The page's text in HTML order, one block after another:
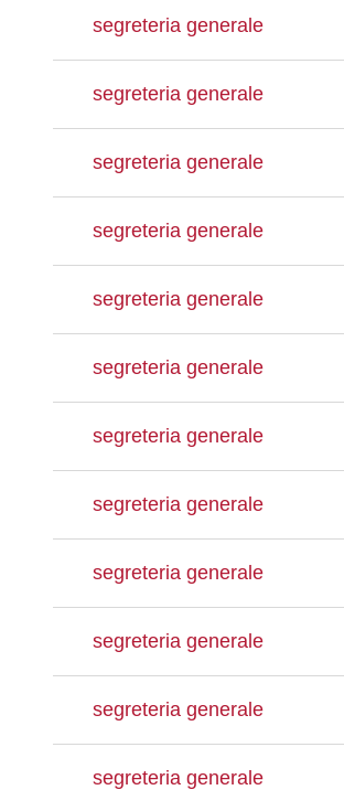
segreteria generale
segreteria generale
segreteria generale
segreteria generale
segreteria generale
segreteria generale
segreteria generale
segreteria generale
segreteria generale
segreteria generale
segreteria generale
segreteria generale